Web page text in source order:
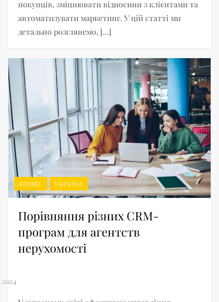
покупців, зміцнювати відносини з клієнтами та
автоматизувати маркетинг. У цій статті ми
детально розглянемо, […]
БІЗНЕС УКРАЇНА
Порівняння різних CRM-
програм для агентств
нерухомості